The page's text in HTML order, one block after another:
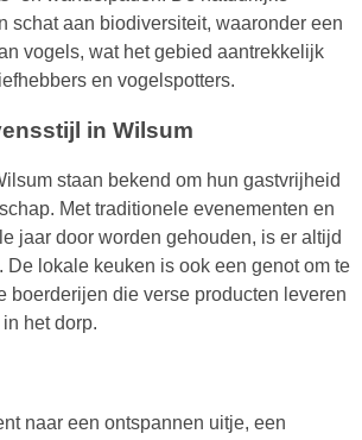
schat aan biodiversiteit, waaronder een
vogels, wat het gebied aantrekkelijk
en vogelspotters.
in Wilsum
staan bekend om hun gastvrijheid
Met traditionele evenementen en
jaar door worden gehouden, is er altijd
De lokale keuken is ook een genot om te
boerderijen die verse producten leveren
het dorp.
naar een ontspannen uitje, een